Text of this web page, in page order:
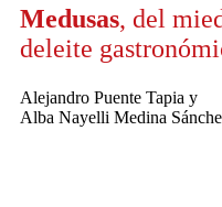
Medusas, del
deleite
Alejandro Puente Tapia y
Alba Nayelli Medina